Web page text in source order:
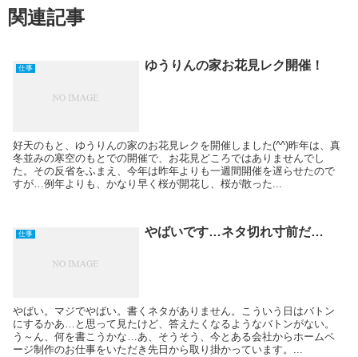
関連記事
仕事 ゆうりんの家お花見レク開催！
好天のもと、ゆうりんの家のお花見レクを開催しました(^^)昨年は、真
冬並みの寒空のもとでの開催で、お花見どころではありませんでし
た。その反省をふまえ、今年は昨年よりも一週間開催を遅らせたので
すが…例年よりも、かなり早く桜が開花し、桜が散った...
仕事 やばいです…ネタ切れ寸前だ…
やばい。マジでやばい。書くネタがありません。こういう日はバトン
にするかあ…と思って見たけど、答えたくなるようなバトンがない。
う～ん、何を書こうかな…あ、そうそう、今とある会社からホームペ
ージ制作のお仕事をいただき先日から取り掛かっています。...